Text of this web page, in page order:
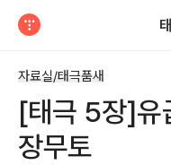
자료실/태극품새
[태극 5장]유
장무토